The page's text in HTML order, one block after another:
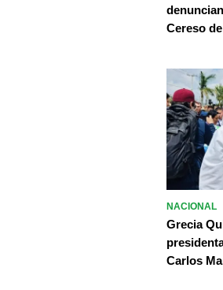
Cereso
NACIONAL
Grecia
Carlos